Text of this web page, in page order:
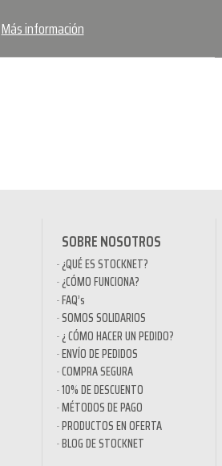
Más información
SOBRE NOSOTROS
¿QUÉ ES STOCKNET?
¿CÓMO FUNCIONA?
FAQ’s
SOMOS SOLIDARIOS
¿ CÓMO HACER UN PEDIDO?
ENVÍO DE PEDIDOS
COMPRA SEGURA
10% DE DESCUENTO
MÉTODOS DE PAGO
PRODUCTOS EN OFERTA
BLOG DE STOCKNET